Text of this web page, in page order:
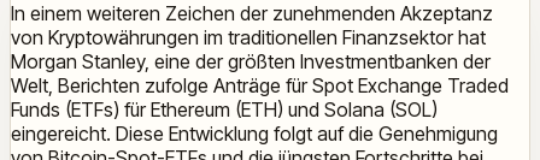
In einem weiteren Zeichen der zunehmenden Akzeptanz
von Kryptowährungen im traditionellen Finanzsektor hat
Morgan Stanley, eine der größten Investmentbanken der
Welt, Berichten zufolge Anträge für Spot Exchange Traded
Funds (ETFs) für Ethereum (ETH) und Solana (SOL)
eingereicht. Diese Entwicklung folgt auf die Genehmigung